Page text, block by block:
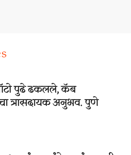
पुढे ढकलले, कॅब
त्रासदायक अनुभव. पुणे